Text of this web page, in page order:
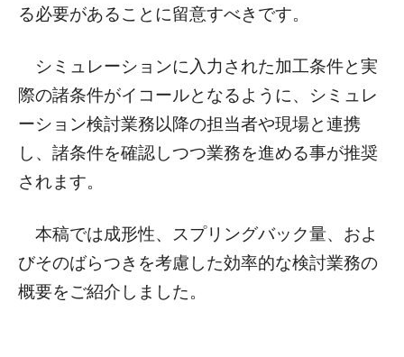
る必要があることに留意すべきです。
シミュレーションに入力された加工条件と実
際の諸条件がイコールとなるように、シミュレ
ーション検討業務以降の担当者や現場と連携
し、諸条件を確認しつつ業務を進める事が推奨
されます。
本稿では成形性、スプリングバック量、およ
びそのばらつきを考慮した効率的な検討業務の
概要をご紹介しました。